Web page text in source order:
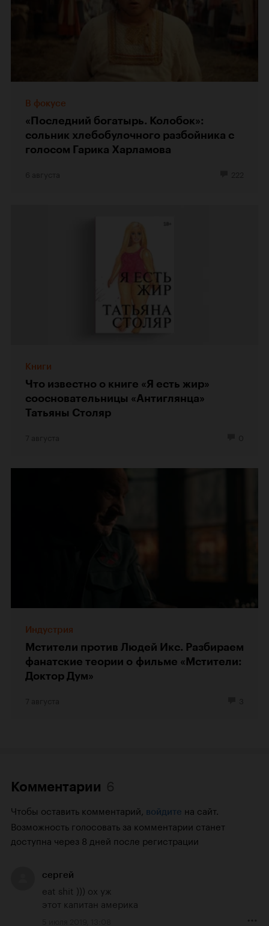
В фокусе
«Последний богатырь. Колобок»:
сольник хлебобулочного разбойника с
голосом Гарика Харламова
Книги
Что известно о книге «Я есть жир»
соосновательницы «Антиглянца»
Татьяны Столяр
Индустрия
Мстители против Людей Икс. Разбираем
фанатские теории о фильме «Мстители:
Доктор Дум»
Комментарии
Чтобы оставить комментарий, войдите на сайт.
Возможность голосовать за комментарии станет
доступна через 8 дней после регистрации
сергей
eat shit ))) ох уж
этот капитан америка